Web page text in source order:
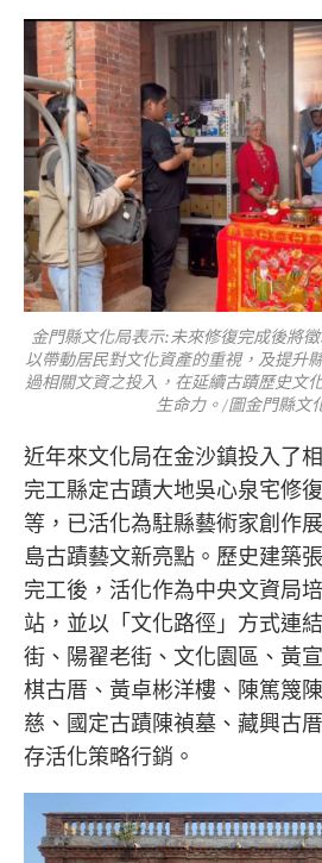
金門縣文化局表示:未來修復完成後將
以帶動居民對文化資產的重視，及提升
過相關文資之投入，在延續古蹟歷史文
生命力。/圖金門縣文
近年來文化局在金沙鎮投入了
完工縣定古蹟大地吳心泉宅修
等，已活化為駐縣藝術家創作
島古蹟藝文新亮點。歷史建築
完工後，活化作為中央文資局
站，並以「文化路徑」方式連
街、陽翟老街、文化園區、黃
棋古厝、黃卓彬洋樓、陳篤篾
慈、國定古蹟陳禎墓、藏興古
存活化策略行銷。